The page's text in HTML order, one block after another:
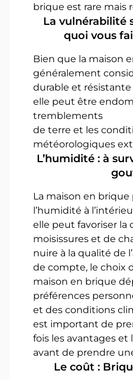
brique est rare mais
La vulnérabilité
quoi vous
Bien que la maison
généralement
durable et
elle peut être
tremblements
de terre et les
météorologiques
L’humidité : à
La maison en
l’humidité à
elle peut favoriser la
moisissures et de
nuire à la qualité de
de compte, le choix
maison en brique
préférences
et des conditions
est important de
fois les avantages
avant de prendre
Le coût :